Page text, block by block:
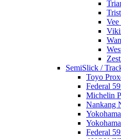
SemiSlick /
Toyo
Federal
Michelin
Nankang
Federal